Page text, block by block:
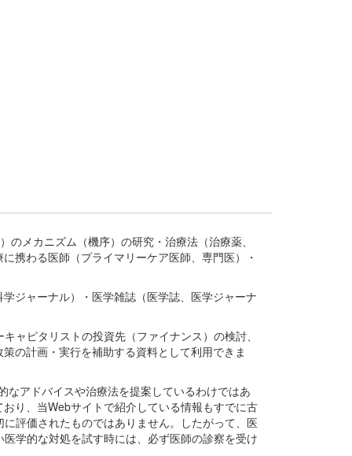
メカニズム（機序）の研究・治療法（治療薬、
携わる医師（プライマリーケア医師、専門医）・
ジャーナル）・医学雑誌（医学誌、医学ジャーナ
ャピタリストの投資先（ファイナンス）の検討、
の計画・実行を補助する資料として利用できま
アドバイスや治療法を提案しているわけではあ
り、当Webサイトで紹介している情報もすでに古
評価されたものではありません。したがって、医
学的な対処を試す時には、必ず医師の診察を受け